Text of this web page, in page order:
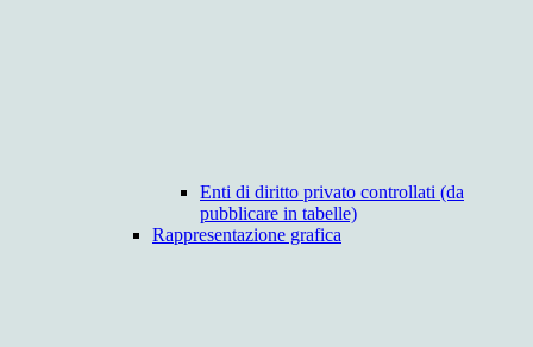
Enti di diritto privato controllati (da
pubblicare in tabelle)
Rappresentazione grafica